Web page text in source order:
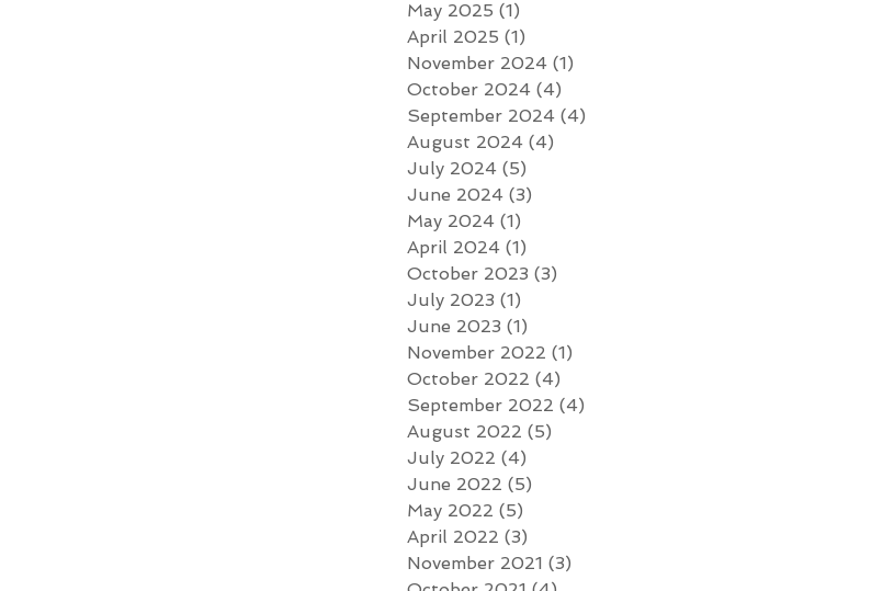
May 2025 (1)
April 2025 (1)
November 2024 (1)
October 2024 (4)
September 2024 (4)
August 2024 (4)
July 2024 (5)
June 2024 (3)
May 2024 (1)
April 2024 (1)
October 2023 (3)
July 2023 (1)
June 2023 (1)
November 2022 (1)
October 2022 (4)
September 2022 (4)
August 2022 (5)
July 2022 (4)
June 2022 (5)
May 2022 (5)
April 2022 (3)
November 2021 (3)